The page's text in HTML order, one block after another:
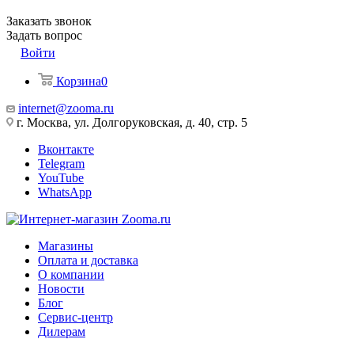
Заказать звонок
Задать вопрос
Войти
Корзина0
internet@zooma.ru
г. Москва, ул. Долгоруковская, д. 40, стр. 5
Вконтакте
Telegram
YouTube
WhatsApp
Магазины
Оплата и доставка
О компании
Новости
Блог
Сервис-центр
Дилерам